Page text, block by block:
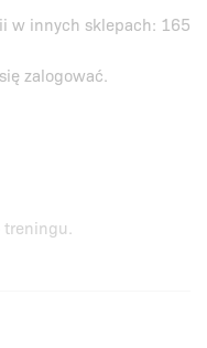
w innych sklepach: 165
zalogować.